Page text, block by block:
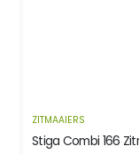
ZITMAAIERS
Stiga Combi 166